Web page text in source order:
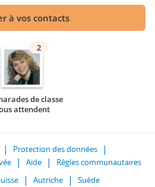
à vos contacts
2
de classe
attendent
Protection des données
Aide
Règles communautaires
Autriche Suède